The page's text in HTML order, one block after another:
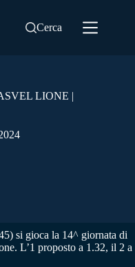
Cerca
LIONE |
si gioca la 14^ giornata di
L’1 proposto a 1.32, il 2 a